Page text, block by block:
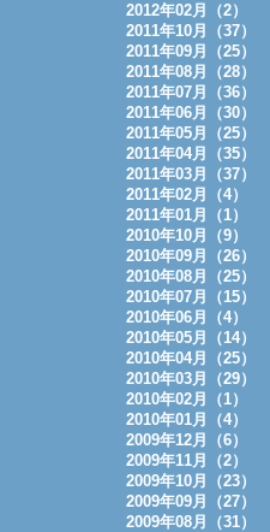
2012年02月（2）
2011年10月（37）
2011年09月（25）
2011年08月（28）
2011年07月（36）
2011年06月（30）
2011年05月（25）
2011年04月（35）
2011年03月（37）
2011年02月（4）
2011年01月（1）
2010年10月（9）
2010年09月（26）
2010年08月（25）
2010年07月（15）
2010年06月（4）
2010年05月（14）
2010年04月（25）
2010年03月（29）
2010年02月（1）
2010年01月（4）
2009年12月（6）
2009年11月（2）
2009年10月（23）
2009年09月（27）
2009年08月（31）